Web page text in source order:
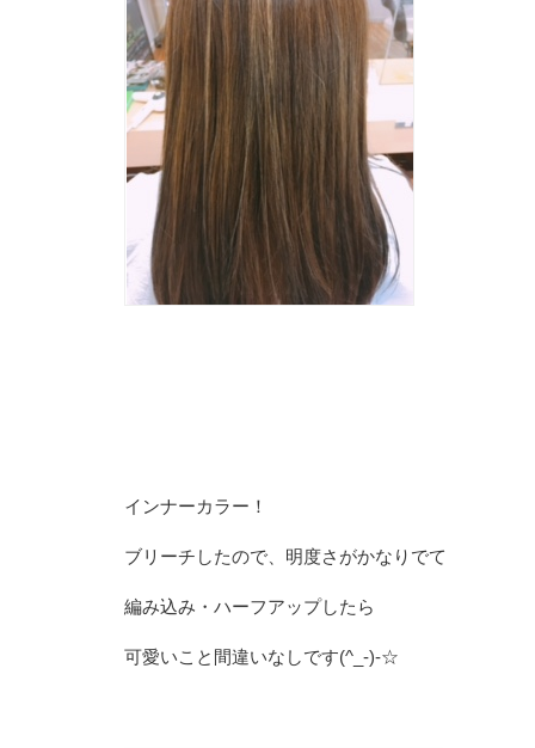
インナーカラー！
ブリーチしたので、明度さがかなりでて
編み込み・ハーフアップしたら
可愛いこと間違いなしです(^_-)-☆